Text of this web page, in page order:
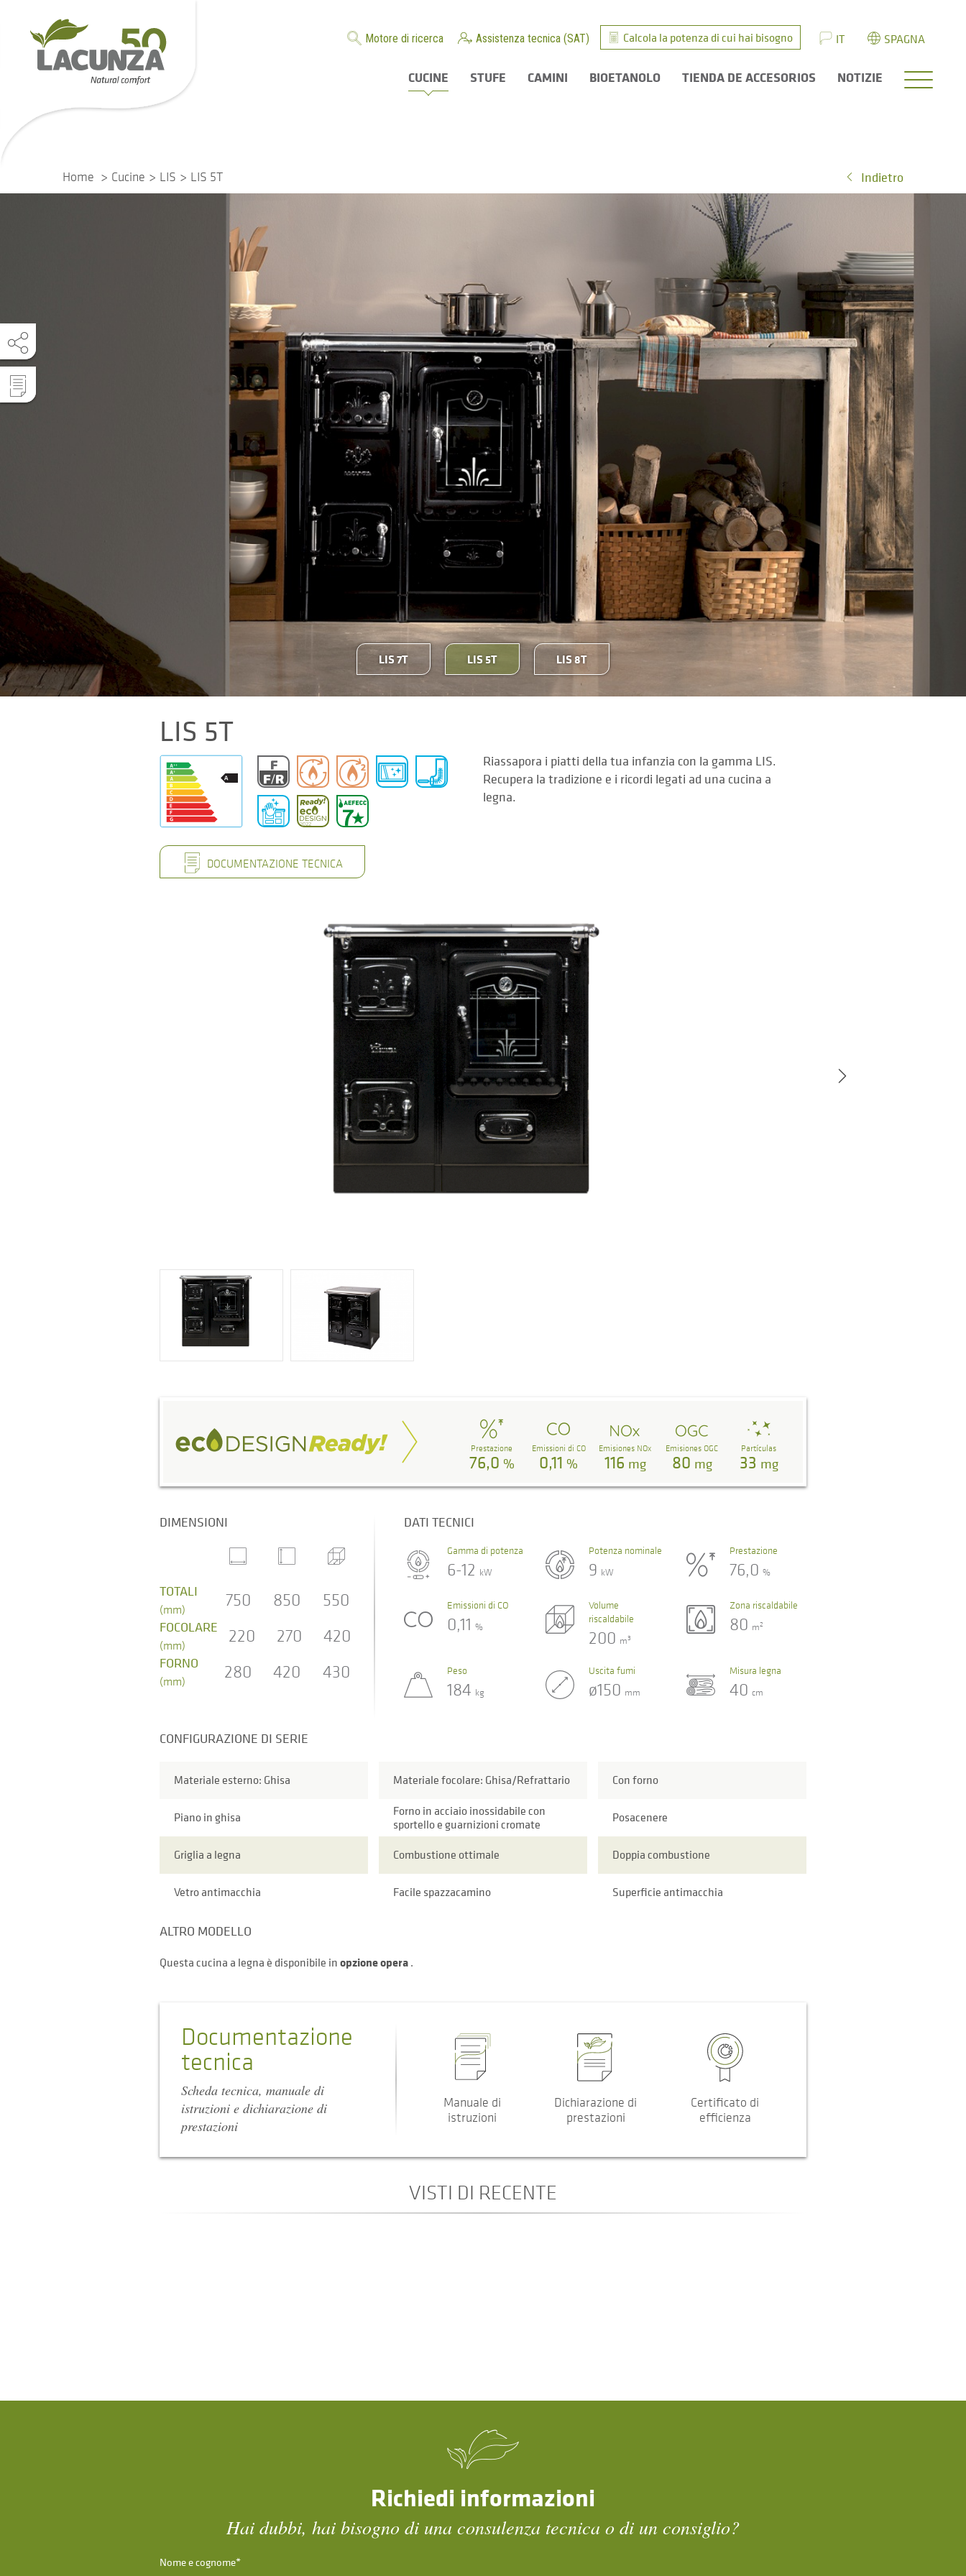
Motore di ricerca Assistenza tecnica (SAT) Calcola la potenza di cui hai bisogno IT SPAGNA
CUCINE STUFE CAMINI BIOETANOLO TIENDA DE ACCESORIOS NOTIZIE
Home Cucine LIS LIS 5T Indietro
LIS 7T LIS 5T LIS 8T
LIS 5T
Riassapora i piatti della tua infanzia con la gamma LIS.
Recupera la tradizione e i ricordi legati ad una cucina a
legna.
DOCUMENTAZIONE TECNICA
Prestazione
76,0 %
Emissioni di CO
0,11 %
Emisiones NOx
116 mg
Emisiones OGC
80 mg
Partículas
33 mg
DIMENSIONI
TOTALI
(mm) 750 850 550
FOCOLARE
(mm) 220 270 420
FORNO
(mm) 280 420 430
DATI TECNICI
Gamma di potenza
6-12 kW
Potenza nominale
9 kW
Prestazione
76,0%
Emissioni di CO
0,11 %
Volume
riscaldabile
200 m3
Zona riscaldabile
80 m2
Peso
184 kg
Uscita fumi
ø150 mm
Misura legna
40cm
CONFIGURAZIONE DI SERIE
Materiale esterno: Ghisa Materiale focolare: Ghisa/Refrattario Con forno
Piano in ghisa
Forno in acciaio inossidabile con
sportello e guarnizioni cromate
Posacenere
Griglia a legna Combustione ottimale Doppia combustione
Vetro antimacchia Facile spazzacamino Superficie antimacchia
ALTRO MODELLO
Questa cucina a legna è disponibile inopzione opera.
Documentazione
tecnica
Scheda tecnica, manuale di
istruzioni e dichiarazione di
prestazioni
Manuale di
istruzioni
Dichiarazione di
prestazioni
Certificato di
efficienza
VISTI DI RECENTE
Richiedi informazioni
Hai dubbi, hai bisogno di una consulenza tecnica o di un consiglio?
Nome e cognome*